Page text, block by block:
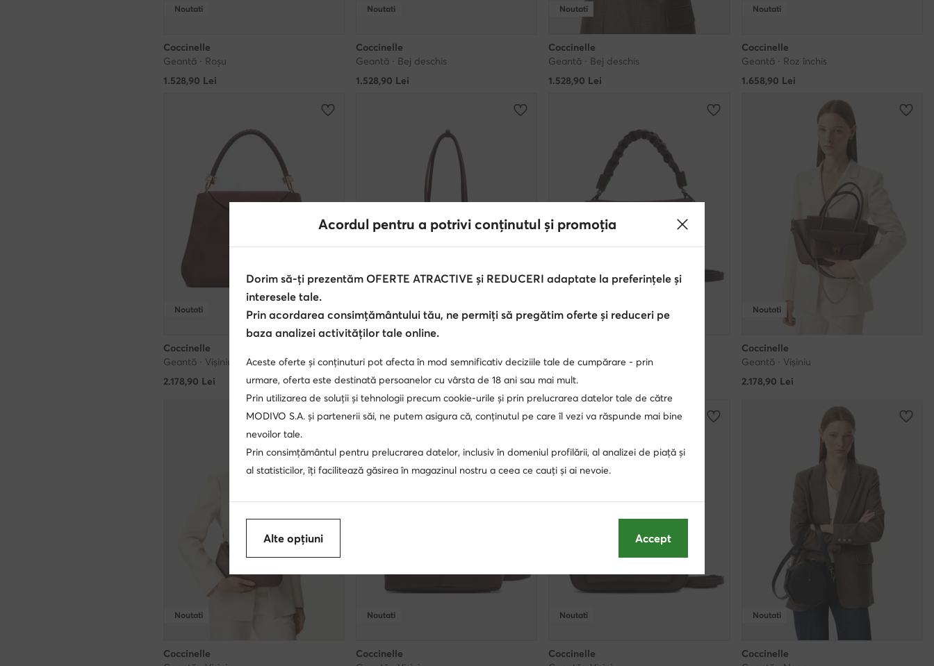
Noutati
Coccinelle
Geantă · Roșu
1.528,90 Lei
Noutati
Coccinelle
Geantă · Bej deschis
1.528,90 Lei
Noutati
Coccinelle
Geantă · Bej deschis
1.528,90 Lei
Noutati
Coccinelle
Geantă · Roz închis
1.658,90 Lei
Noutati
Coccinelle
Geantă · Vișiniu
2.178,90 Lei
Noutati
Geantă · Vișiniu
2.388,90Lei
Noutati
Geantă · Vișiniu
1.868,90
Noutati
Coccinelle
Geantă · Vișiniu
2.178,90 Lei
Noutati
Coccinelle
Noutati
Coccinelle
Noutati
Coccinelle
Noutati
Coccinelle
Acordul pentru a potrivi conținutul și promoția
Dorim să-ți prezentăm OFERTE ATRACTIVE și REDUCERI adaptate la preferințele și
interesele tale.
Prin acordarea consimțământului tău, ne permiți să pregătim oferte și reduceri pe
baza analizei activităților tale online.
Aceste oferte și conținuturi pot afecta în mod semnificativ deciziile tale de cumpărare - prin
urmare, oferta este destinată persoanelor cu vârsta de 18 ani sau mai mult.
Prin utilizarea de soluții și tehnologii precum cookie-urile și prin prelucrarea datelor tale de către
MODIVO S.A. și partenerii săi, ne putem asigura că, conținutul pe care îl vezi va răspunde mai bine
nevoilor tale.
Prin consimțământul pentru prelucrarea datelor, inclusiv în domeniul profilării, al analizei de piață și
al statisticilor, îți facilitează găsirea în magazinul nostru a ceea ce cauți și ai nevoie.
Alte opțiuni Accept